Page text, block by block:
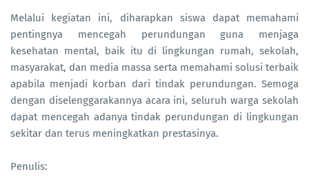
Melalui kegiatan ini, diharapkan siswa dapat memahami
pentingnya mencegah perundungan guna menjaga
kesehatan mental, baik itu di lingkungan rumah, sekolah,
masyarakat, dan media massa serta memahami solusi terbaik
apabila menjadi korban dari tindak perundungan. Semoga
dengan diselenggarakannya acara ini, seluruh warga sekolah
dapat mencegah adanya tindak perundungan di lingkungan
sekitar dan terus meningkatkan prestasinya.
Penulis: